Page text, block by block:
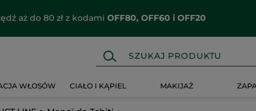
aż do 80 zł z kodami OFF80, OFF60 i OFF20
WŁOSÓW CIAŁO I KĄPIEL MAKIJAŻ